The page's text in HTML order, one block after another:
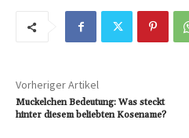
Vorheriger Artikel
Muckelchen Bedeutung: Was steckt
hinter diesem beliebten Kosename?